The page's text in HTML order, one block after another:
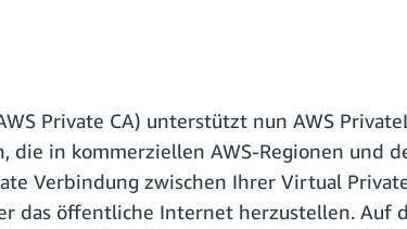
Private CA) unterstützt nun AWS
die in kommerziellen AWS-Regionen und
Verbindung zwischen Ihrer Virtual
das öffentliche Internet herzustellen. Auf